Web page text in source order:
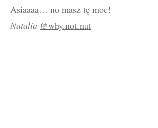
Asiaaaa… no masz tę moc!
Natalia @why.not.nat